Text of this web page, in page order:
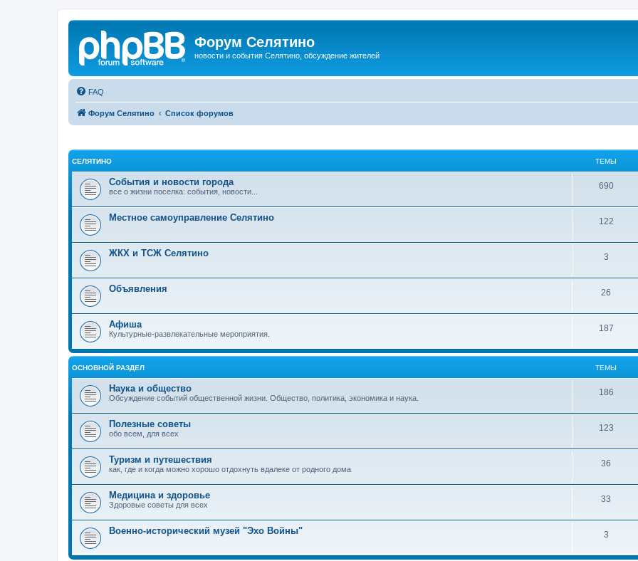
Форум Селятино
новости и события Селятино, обсуждение жителей
FAQ
Форум Селятино Список форумов
СЕЛЯТИНО ТЕМЫ
События и новости города
все о жизни поселка: события, новости...
690
Местное самоуправление Селятино 122
ЖКХ и ТСЖ Селятино 3
Объявления 26
Афиша
Культурные-развлекательные мероприятия.
187
ОСНОВНОЙ РАЗДЕЛ ТЕМЫ
Наука и общество
Обсуждение событий общественной жизни. Общество, политика, экономика и наука.
186
Полезные советы
обо всем, для всех
123
Туризм и путешествия
как, где и когда можно хорошо отдохнуть вдалеке от родного дома
36
Медицина и здоровье
Здоровые советы для всех
33
Военно-исторический музей "Эхо Войны" 3